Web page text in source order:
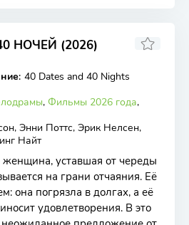
НОЧЕЙ (2026)
: 40 Dates and 40 Nights
, Фильмы 2026 года,
Энни Поттс, Эрик Нелсен,
Найт
уставшая от череды
на грани отчаяния. Её
она погрязла в долгах, а её
удовлетворения. В это